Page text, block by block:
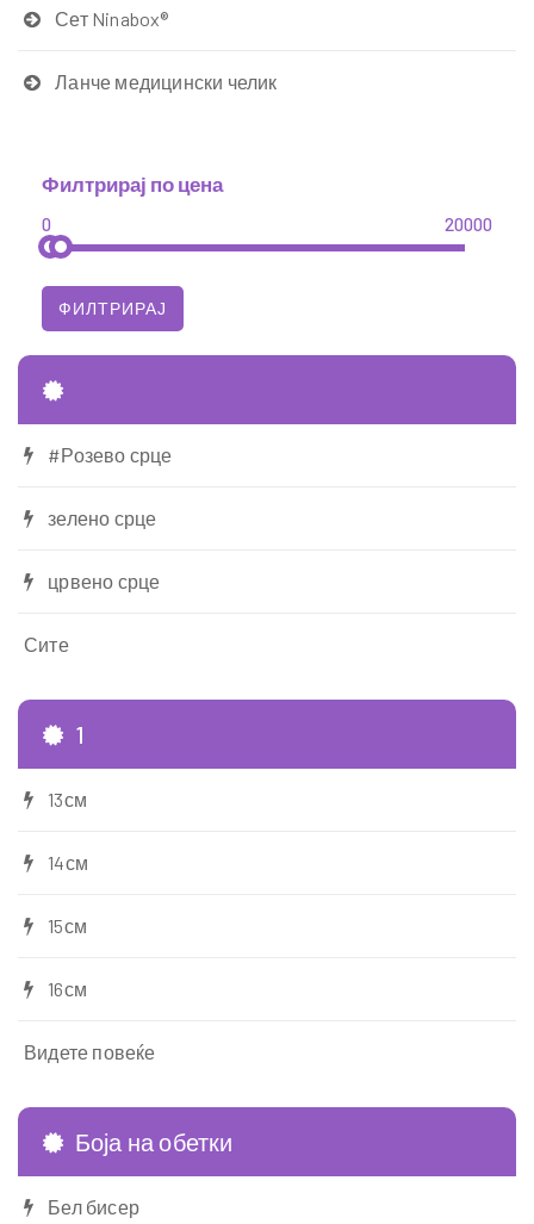
Сет Ninabox®
Ланче медицински челик
Филтрирај по цена
0 20000
#Розево срце
зелено срце
црвено срце
Сите
1
13см
14см
15см
16см
Видете повеќе
Боја на обетки
Бел бисер